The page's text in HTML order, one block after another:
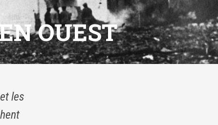
OUEST
les